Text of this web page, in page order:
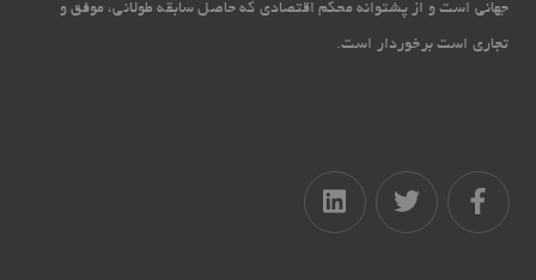
جهانی است و از پشتوانه محکم اقتصادی که حاصل سابقه طولانی، موفق و
تجاری است برخوردار است.